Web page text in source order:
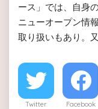
ース」では、自身
ニューオープン情
取り扱いもあり。
Twitter Facebook